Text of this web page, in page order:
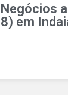
Negócios
em